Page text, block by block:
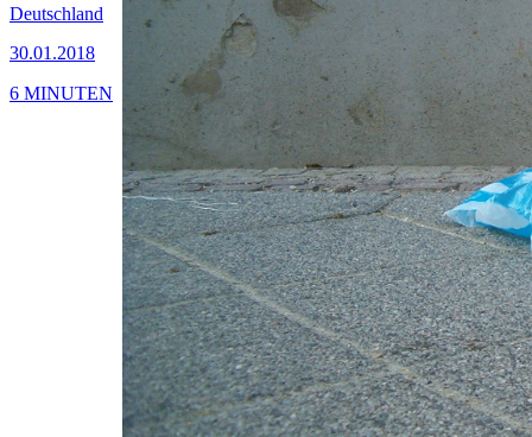
Deutschland
30.01.2018
6 MINUTEN